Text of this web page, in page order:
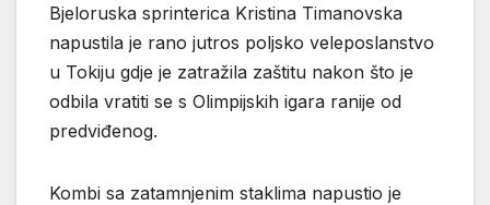
Bjeloruska sprinterica Kristina Timanovska
napustila je rano jutros poljsko veleposlanstvo
u Tokiju gdje je zatražila zaštitu nakon što je
odbila vratiti se s Olimpijskih igara ranije od
predviđenog.
Kombi sa zatamnjenim staklima napustio je